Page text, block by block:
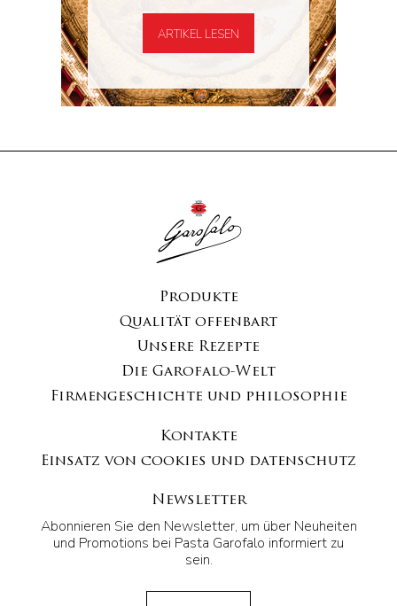
ARTIKEL LESEN
Produkte
Qualität offenbart
Unsere Rezepte
Die Garofalo-Welt
Firmengeschichte und philosophie
Kontakte
Einsatz von cookies und datenschutz
Newsletter
Abonnieren Sie den Newsletter, um über Neuheiten
und Promotions bei Pasta Garofalo informiert zu
sein.